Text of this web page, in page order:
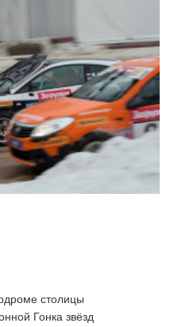
столицы
Гонка звёзд